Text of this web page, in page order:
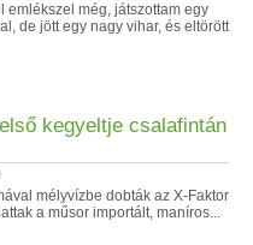
emlékszel még, játszottam egy
de jött egy nagy vihar, és eltörött
kegyeltje csalafintán
mélyvízbe dobták az X-Faktor
a műsor importált, maníros...